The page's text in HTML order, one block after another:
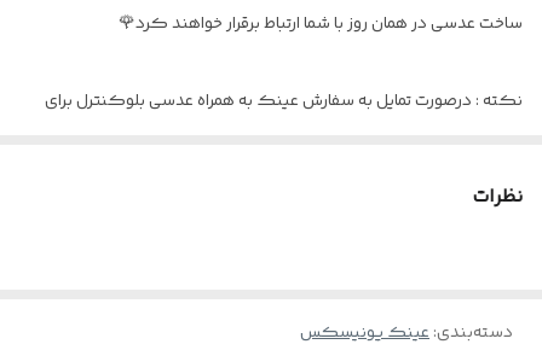
ساخت عدسی در همان روز با شما ارتباط برقرار خواهند کرد🌹
نکته : درصورت تمایل به سفارش عینک به همراه عدسی بلوکنترل برای
نظرات
دسته‌بندی:عینک یونیسکس